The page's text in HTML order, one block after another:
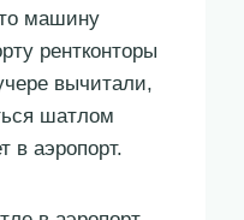
машину
рентконторы
вычитали,
шатлом
в аэропорт.